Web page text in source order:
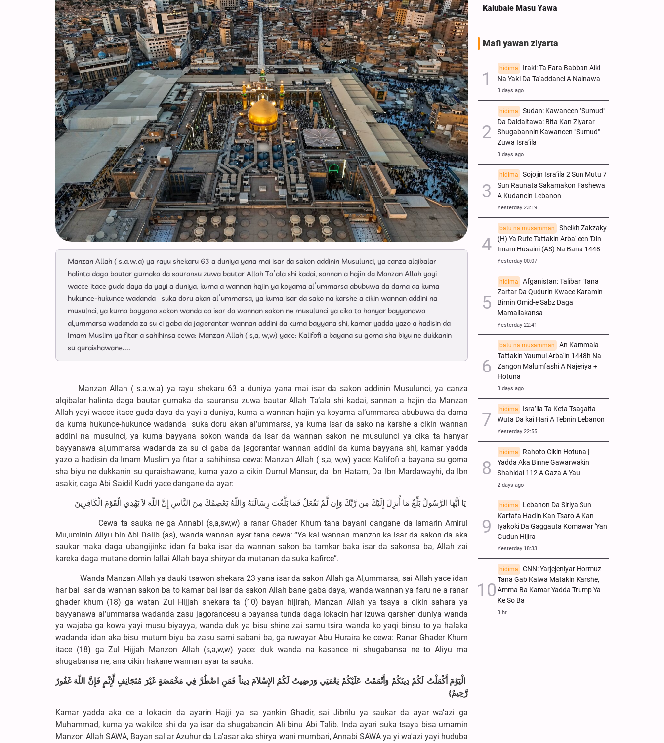
Manzan Allah ( s.a.w.a) ya rayu shekaru 63 a duniya yana mai isar da sakon addinin Musulunci, ya canza alqibalar
halinta daga bautar gumaka da sauransu zuwa bautar Allah Ta’ala shi kadai, sannan a hajin da Manzan Allah yayi
wacce itace guda daya da yayi a duniya, kuma a wannan hajin ya koyama al’ummarsa abubuwa da dama da kuma
hukunce-hukunce wadanda suka doru akan al’ummarsa, ya kuma isar da sako na karshe a cikin wannan addini na
musulnci, ya kuma bayyana sokon wanda da isar da wannan sakon ne musulunci ya cika ta hanyar bayyanawa
al,ummarsa wadanda za su ci gaba da jagorantar wannan addini da kuma bayyana shi, kamar yadda yazo a hadisin da
Imam Muslim ya fitar a sahihinsa cewa: Manzan Allah ( s,a, w,w) yace: Kalifofi a bayana su goma sha biyu ne dukkanin
su quraishawane....
Manzan Allah ( s.a.w.a) ya rayu shekaru 63 a duniya yana mai isar da sakon addinin Musulunci, ya canza
alqibalar halinta daga bautar gumaka da sauransu zuwa bautar Allah Ta’ala shi kadai, sannan a hajin da Manzan
Allah yayi wacce itace guda daya da yayi a duniya, kuma a wannan hajin ya koyama al’ummarsa abubuwa da dama
da kuma hukunce-hukunce wadanda suka doru akan al’ummarsa, ya kuma isar da sako na karshe a cikin wannan
addini na musulnci, ya kuma bayyana sokon wanda da isar da wannan sakon ne musulunci ya cika ta hanyar
bayyanawa al,ummarsa wadanda za su ci gaba da jagorantar wannan addini da kuma bayyana shi, kamar yadda
yazo a hadisin da Imam Muslim ya fitar a sahihinsa cewa: Manzan Allah ( s,a, w,w) yace: Kalifofi a bayana su goma
sha biyu ne dukkanin su quraishawane, kuma yazo a cikin Durrul Mansur, da Ibn Hatam, Da Ibn Mardawayhi, da Ibn
asakir, daga Abi Saidil Kudri yace dangane da ayar:
يَا أَيُّهَا الرَّسُولُ بَلِّغْ مَا أُنزِلَ إِلَيْكَ مِن رَّبِّكَ وَإِن لَّمْ تَفْعَلْ فَمَا بَلَّغْتَ رِسَالَتَهُ وَاللّهُ يَعْصِمُكَ مِنَ النَّاسِ إِنَّ اللّهَ لاَ يَهْدِي الْقَوْمَ الْكَافِرِينَ
Cewa ta sauka ne ga Annabi (s,a,sw,w) a ranar Ghader Khum tana bayani dangane da lamarin Amirul
Mu,uminin Aliyu bin Abi Dalib (as), wanda wannan ayar tana cewa: “Ya kai wannan manzon ka isar da sakon da aka
saukar maka daga ubangijinka idan fa baka isar da wannan sakon ba tamkar baka isar da sakonsa ba, Allah zai
kareka daga mutane domin lallai Allah baya shiryar da mutanan da suka kafirce”.
Wanda Manzan Allah ya dauki tsawon shekara 23 yana isar da sakon Allah ga Al,ummarsa, sai Allah yace idan
har bai isar da wannan sakon ba to kamar bai isar da sakon Allah bane gaba daya, wanda wannan ya faru ne a ranar
ghader khum (18) ga watan Zul Hijjah shekara ta (10) bayan hijirah, Manzan Allah ya tsaya a cikin sahara ya
bayyanawa al’ummarsa wadanda zasu jagorancesu a bayansa tunda daga lokacin har izuwa qarshen duniya wanda
ya wajaba ga kowa yayi musu biyayya, wanda duk ya bisu shine zai samu tsira wanda ko yaqi binsu to ya halaka
wadanda idan aka bisu mutum biyu ba zasu sami sabani ba, ga ruwayar Abu Huraira ke cewa: Ranar Ghader Khum
itace (18) ga Zul Hijjah Manzon Allah (s,a,w,w) yace: duk wanda na kasance ni shugabansa ne to Aliyu ma
shugabansa ne, ana cikin hakane wannan ayar ta sauka:
الْيَوْمَ أَكْمَلْتُ لَكُمْ دِينَكُمْ وَأَتْمَمْتُ عَلَيْكُمْ نِعْمَتِي وَرَضِيتُ لَكُمُ الإِسْلاَمَ دِيناً فَمَنِ اضْطُرَّ فِي مَخْمَصَةٍ غَيْرَ مُتَجَانِفٍ لِّإِثْمٍ فَإِنَّ اللّهَ غَفُورٌ
رَّحِيمٌ}
Kamar yadda aka ce a lokacin da ayarin Hajji ya isa yankin Ghadir, sai Jibrilu ya saukar da ayar wa’azi ga
Muhammad, kuma ya wakilce shi da ya isar da shugabancin Ali binu Abi Talib. Inda ayari suka tsaya bisa umarnin
Manzon Allah SAWA, Bayan sallar Azuhur da La'asar aka shirya wani mumbari, Annabi SAWA ya yi wa'azi yayi huduba
Ya Ke So Ba
Kalubale Masu Yawa
Mafi yawan ziyarta
hidima
Iraki: Ta Fara Babban Aiki
Na Yaƙi Da Ta'addanci A Nainawa
3 days ago
hidima
Sudan: Kawancen "Sumud"
Da Daidaitawa: Bita Kan Ziyarar
Shugabannin Kawancen "Sumud"
Zuwa Isra’ila
3 days ago
hidima
Sojojin Isra’ila 2 Sun Mutu 7
Sun Raunata Sakamakon Fashewa
A Kudancin Lebanon
Yesterday 23:19
batu na musamman
Sheikh Zakzaky
(H) Ya Rufe Tattakin Arba' een Ɗin
Imam Husaini (AS) Na Bana 1448
Yesterday 00:07
hidima
Afganistan: Taliban Tana
Zartar Da Qudurin Kwace Karamin
Birnin Omid-e Sabz Daga
Mamallakansa
Yesterday 22:41
batu na musamman
An Kammala
Tattakin Yaumul Arba'in 1448h Na
Zangon Malumfashi A Najeriya +
Hotuna
3 days ago
hidima
Isra’ila Ta Keta Tsagaita
Wuta Da kai Hari A Tebnin Lebanon
Yesterday 22:55
hidima
Rahoto Cikin Hotuna |
Yadda Aka Binne Gawarwakin
Shahidai 112 A Gaza A Yau
2 days ago
hidima
Lebanon Da Siriya Sun
Ƙarfafa Haɗin Kan Tsaro A Kan
Iyakoki Da Gaggauta Komawar 'Yan
Gudun Hijira
Yesterday 18:33
hidima
CNN: Yarjejeniyar Hormuz
Tana Gab Kaiwa Matakin Ƙarshe,
Amma Ba Kamar Yadda Trump Ya
Ke So Ba
3 hr